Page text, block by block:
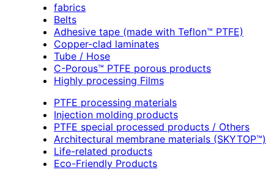
fabrics
Belts
Adhesive tape (made with Teflon™ PTFE)
Copper-clad laminates
Tube / Hose
C-Porous™ PTFE porous products
Highly processing Films
PTFE processing materials
Injection molding products
PTFE special processed products / Others
Architectural membrane materials (SKYTOP™)
Life-related products
Eco-Friendly Products